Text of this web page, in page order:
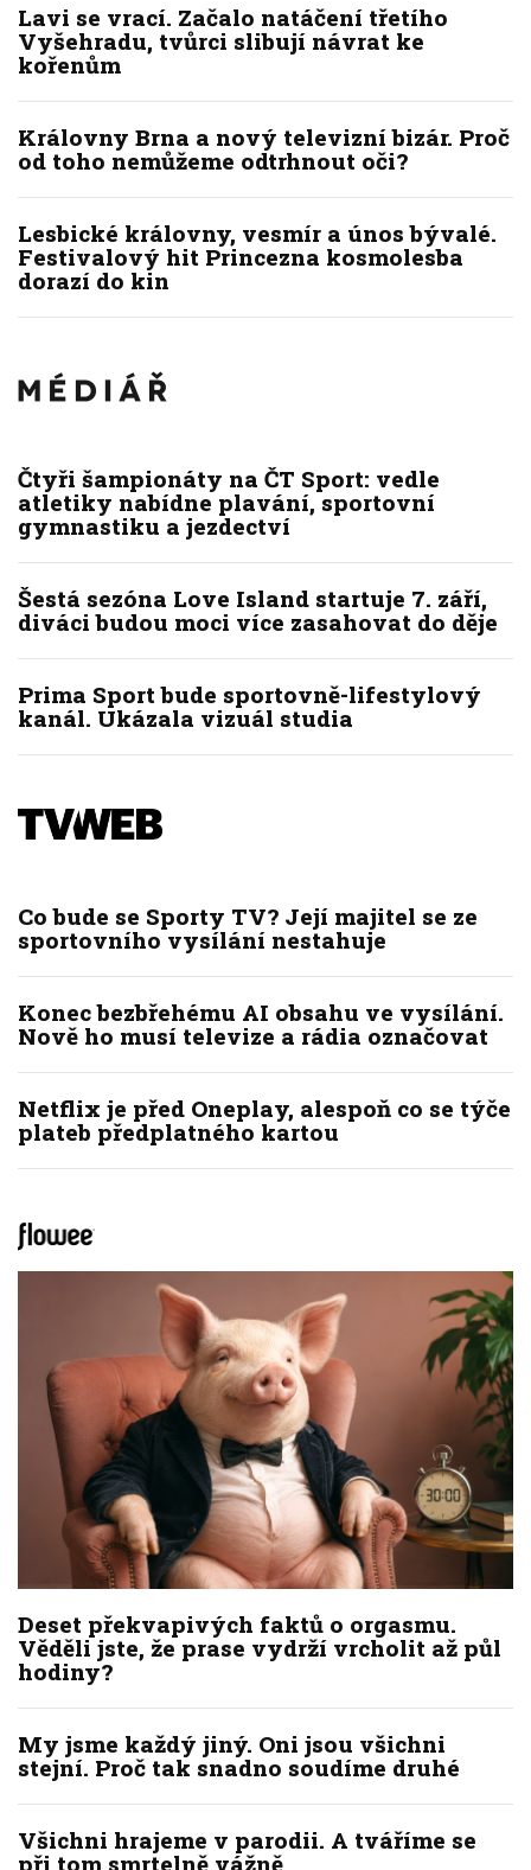
Lavi se vrací. Začalo natáčení třetího
Vyšehradu, tvůrci slibují návrat ke
kořenům
Královny Brna a nový televizní bizár. Proč
od toho nemůžeme odtrhnout oči?
Lesbické královny, vesmír a únos bývalé.
Festivalový hit Princezna kosmolesba
dorazí do kin
Čtyři šampionáty na ČT Sport: vedle
atletiky nabídne plavání, sportovní
gymnastiku a jezdectví
Šestá sezóna Love Island startuje 7. září,
diváci budou moci více zasahovat do děje
Prima Sport bude sportovně-lifestylový
kanál. Ukázala vizuál studia
Co bude se Sporty TV? Její majitel se ze
sportovního vysílání nestahuje
Konec bezbřehému AI obsahu ve vysílání.
Nově ho musí televize a rádia označovat
Netflix je před Oneplay, alespoň co se týče
plateb předplatného kartou
Deset překvapivých faktů o orgasmu.
Věděli jste, že prase vydrží vrcholit až půl
hodiny?
My jsme každý jiný. Oni jsou všichni
stejní. Proč tak snadno soudíme druhé
Všichni hrajeme v parodii. A tváříme se
při tom smrtelně vážně